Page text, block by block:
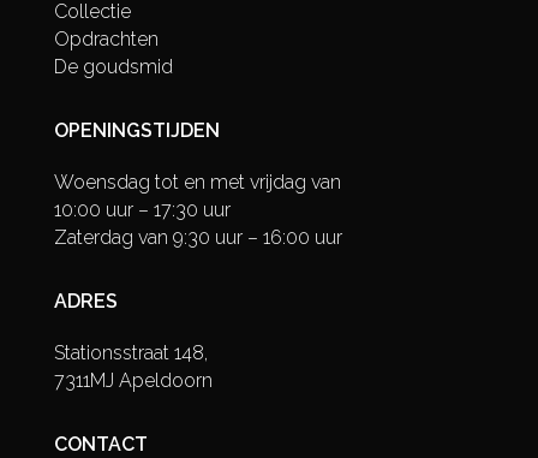
Collectie
Opdrachten
De goudsmid
OPENINGSTIJDEN
Woensdag tot en met vrijdag van
10:00 uur – 17:30 uur
Zaterdag van 9:30 uur – 16:00 uur
ADRES
Stationsstraat 148,
7311MJ Apeldoorn
CONTACT